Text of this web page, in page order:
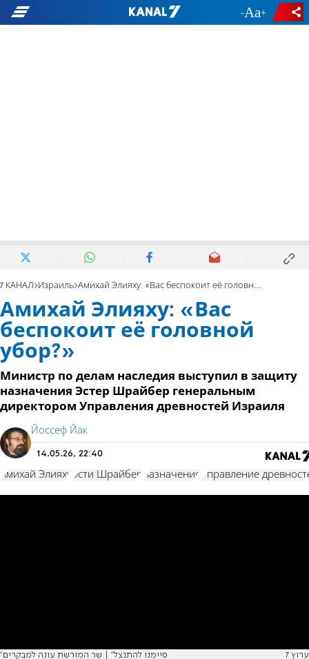
- +
7 КАНАЛ Израиль Амихай Элияху: «Вас беспокоит её головной убор?»
Амихай Элияху: «Вас
беспокоит её головной
убор?»
Министр по делам наследия выступил в защиту
назначения Эстер Шрайбер генеральным
директором Управления древностей Израиля
Йоссеф Йак
14.05.26, 22:40
Амихай Элияху Эсти Шрайбер назначение Управление
"סיימנו להתנצל" | שר המורשת עונה למבקרים ערוץ 7